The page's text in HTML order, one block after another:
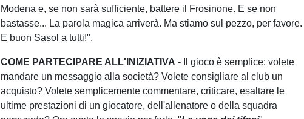
Modena e, se non sarà sufficiente, battere il Frosinone. E se non
bastasse... La parola magica arriverà. Ma stiamo sul pezzo, per favore.
E buon Sasol a tutti!".
COME PARTECIPARE ALL'INIZIATIVA - Il gioco è semplice: volete
mandare un messaggio alla società? Volete consigliare al club un
acquisto? Volete semplicemente commentare, criticare, esaltare le
ultime prestazioni di un giocatore, dell'allenatore o della squadra